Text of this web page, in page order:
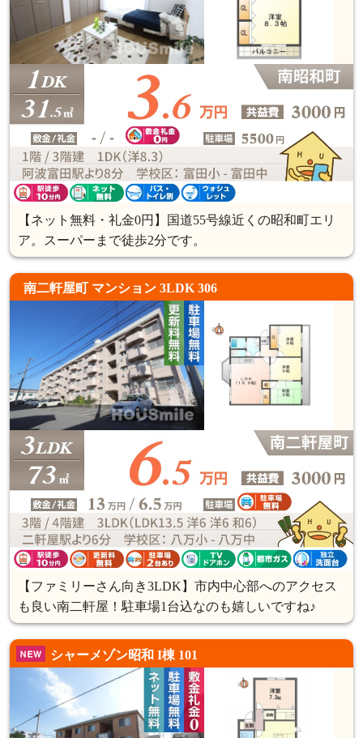
【ネット無料・礼金0円】国道55号線近くの昭和町エリ
ア。スーパーまで徒歩2分です。
南二軒屋町 マンション 3LDK 306
【ファミリーさん向き3LDK】市内中心部へのアクセス
も良い南二軒屋！駐車場1台込なのも嬉しいですね♪
シャーメゾン昭和 I棟 101